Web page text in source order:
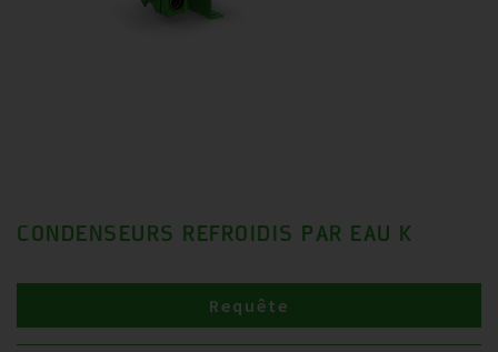
CONDENSEURS REFROIDIS PAR EAU K
Requête